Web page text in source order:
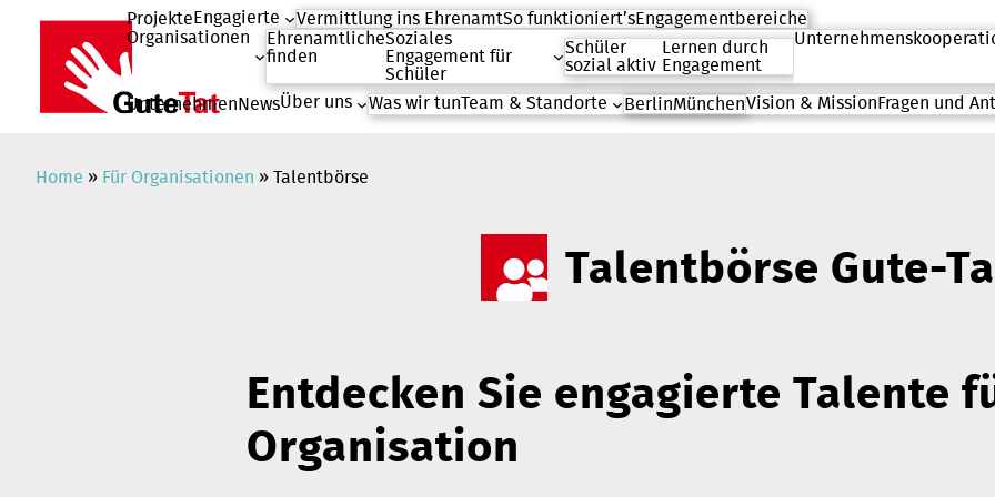
springen
Projekte Engagierte Vermittlung ins EhrenamtSo funktioniert’sEngagementbereiche
Organisationen
Ehrenamtliche
finden
Soziales
Engagement für
Schüler
Schüler
sozial aktiv
Lernen durch
Engagement
UnternehmenNewsÜber uns Was wir tunTeam & Standorte BerlinMünchenVision & Mission Fragen und
Home » Für Organisationen » Talentbörse
Talentbörse Gute-
Entdecken Sie engagierte Talente
Organisation